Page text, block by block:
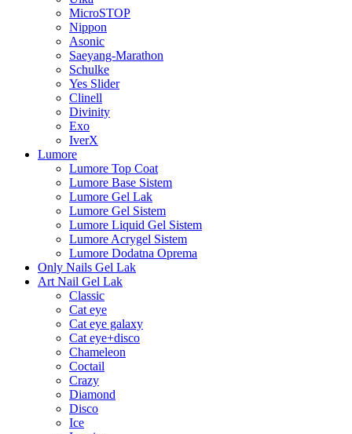
MicroSTOP
Nippon
Asonic
Saeyang-Marathon
Schulke
Yes Slider
Clinell
Divinity
Exo
IverX
Lumore
Lumore Top Coat
Lumore Base Sistem
Lumore Gel Lak
Lumore Gel Sistem
Lumore Liquid Gel Sistem
Lumore Acrygel Sistem
Lumore Dodatna Oprema
Only Nails Gel Lak
Art Nail Gel Lak
Classic
Cat eye
Cat eye galaxy
Cat eye+disco
Chameleon
Coctail
Crazy
Diamond
Disco
Ice